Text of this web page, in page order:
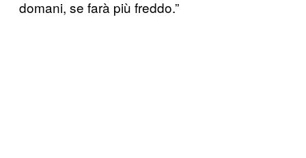
domani, se farà più freddo.”